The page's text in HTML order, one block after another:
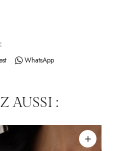
WhatsApp
AUSSI :